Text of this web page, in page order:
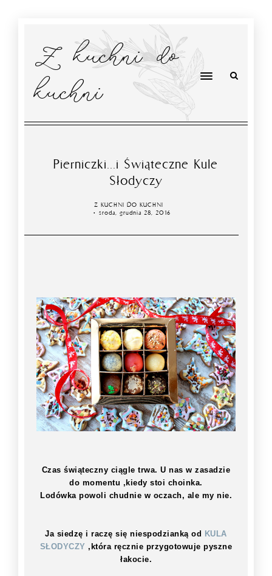
Z kuchni do
kuchni
Pierniczki...i Świąteczne Kule
Słodyczy
Z KUCHNI DO KUCHNI
środa, grudnia 28, 2016
Czas świąteczny ciągle trwa. U nas w zasadzie
do momentu ,kiedy stoi choinka.
Lodówka powoli chudnie w oczach, ale my nie.
Ja siedzę i raczę się niespodzianką od KULA
SŁODYCZY ,która ręcznie przygotowuje pyszne
łakocie.